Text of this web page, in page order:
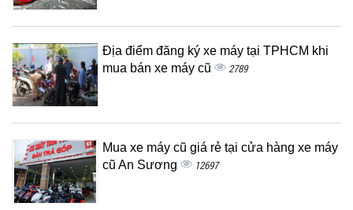
Địa điểm đăng ký xe máy tại TPHCM khi
mua bán xe máy cũ
2789
Mua xe máy cũ giá rẻ tại cửa hàng xe máy
cũ An Sương
12697